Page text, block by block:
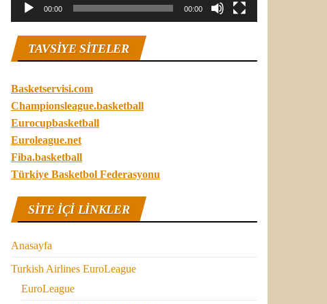
00:00 00:00
TAVSIYE SITELER
Basketservisi.com
Championsleague.basketball
Eurocupbasketball
Euroleague.net
Fiba.basketball
Türkiye Basketbol Federasyonu
SITE IÇI LINKLER
Anasayfa
Turkish Airlines EuroLeague
EuroLeague